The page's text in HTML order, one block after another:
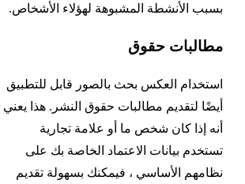
بسبب الأنشطة المشبوهة لهؤلاء الأشخاص.
مطالبات حقوق
استخدام العكس بحث بالصور قابل للتطبيق
أيضًا لتقديم مطالبات حقوق النشر. هذا يعني
أنه إذا كان شخص ما أو علامة تجارية
تستخدم بيانات الاعتماد الخاصة بك على
نظامهم الأساسي ، فيمكنك بسهولة تقديم